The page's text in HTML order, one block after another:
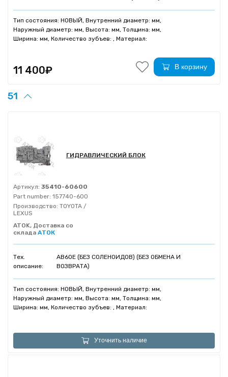
Тип состояния: НОВЫЙ, Внутренний диаметр: мм,
Наружный диаметр: мм, Высота: мм, Толщина: мм,
Ширина: мм, Количество зубъев: , Материал:
11 400₽ В корзину
51
ГИДРАВЛИЧЕСКИЙ БЛОК
Артикул: 35410-60600
Part number: 157740-600
Производство: TOYOTA /
LEXUS
ATOK, Доставка со
склада АТОК
Тех.
описание:
AB60E (БЕЗ СОЛЕНОИДОВ) (БЕЗ ОБМЕНА И
ВОЗВРАТА)
Тип состояния: НОВЫЙ, Внутренний диаметр: мм,
Наружный диаметр: мм, Высота: мм, Толщина: мм,
Ширина: мм, Количество зубъев: , Материал:
Уточнить наличие